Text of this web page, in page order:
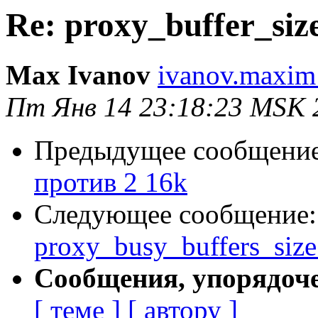
Re:
Max Ivanov
Пт Янв 14 23:18:23 MSK
Предыдущее
против 2 16k
Следующее
Сообщения,
[ теме ] [ автору ]